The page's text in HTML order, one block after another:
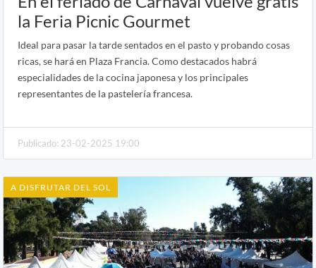
la Feria Picnic Gourmet
Ideal para pasar la tarde sentados en el pasto y probando cosas
ricas, se hará en Plaza Francia. Como destacados habrá
especialidades de la cocina japonesa y los principales
representantes de la pastelería francesa.
Publicado: 23-02-2025 19:00
A DISFRUTAR DEL SOL